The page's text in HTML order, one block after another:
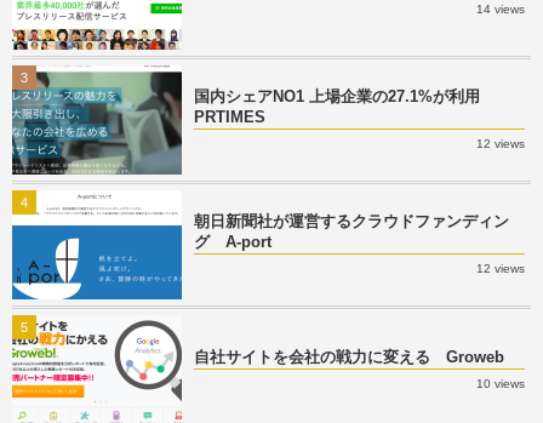
14 views
国内シェアNO1 上場企業の27.1%が利用
PRTIMES
12 views
3
朝日新聞社が運営するクラウドファンディン
グ A-port
12 views
4
自社サイトを会社の戦力に変える Groweb
10 views
5